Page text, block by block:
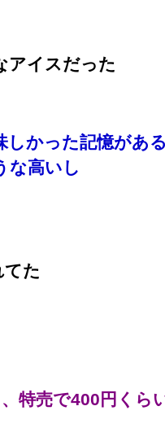
アイスだった
しかった記憶がある
な高いし
た
特売で400円く